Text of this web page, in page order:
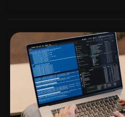
kita bahas satu per satu!1. Apa Itu
JavaScript berbasis Chrome V8 Engine
berjalan di luar browser. Dengan kata
menggunakan JavaScript untuk
server, API, dan aplikasi real-
&amp; Event-Driven → Node.js
yang membuatnya lebih cepat dan
permintaan secara bersamaan.Single
frontend dan backend bisa menggunakan